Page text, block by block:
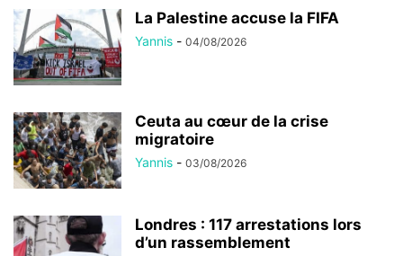
La Palestine accuse la FIFA
Yannis - 04/08/2026
Ceuta au cœur de la crise
migratoire
Yannis - 03/08/2026
Londres : 117 arrestations lors
d’un rassemblement